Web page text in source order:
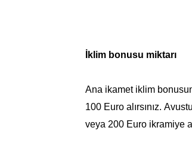
İklim bonusu miktarı
Ana ikamet iklim
100 Euro alırsınız.
veya 200 Euro ikramiye